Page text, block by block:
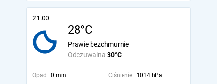
21:00
28°C
Odczuwalna 30°C
Prawie bezchmurnie
Opad: 0 mm Ciśnienie: 1014 hPa